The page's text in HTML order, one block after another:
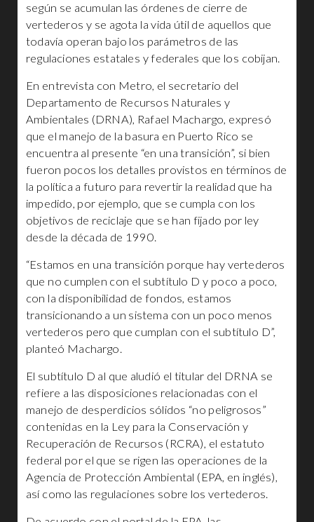
según se acumulan las órdenes de cierre de
vertederos y se agota la vida útil de aquellos que
todavía operan bajo los parámetros de las
regulaciones estatales y federales que los cobijan.
En entrevista con Metro, el secretario del
Departamento de Recursos Naturales y
Ambientales (DRNA), Rafael Machargo, expresó
que el manejo de la basura en Puerto Rico se
encuentra al presente “en una transición”, si bien
fueron pocos los detalles provistos en términos de
la política a futuro para revertir la realidad que ha
impedido, por ejemplo, que se cumpla con los
objetivos de reciclaje que se han fijado por ley
desde la década de 1990.
“Estamos en una transición porque hay vertederos
que no cumplen con el subtítulo D y poco a poco,
con la disponibilidad de fondos, estamos
transicionando a un sistema con un poco menos
vertederos pero que cumplan con el subtítulo D”,
planteó Machargo.
El subtítulo D al que aludió el titular del DRNA se
refiere a las disposiciones relacionadas con el
manejo de desperdicios sólidos “no peligrosos”
contenidas en la Ley para la Conservación y
Recuperación de Recursos (RCRA), el estatuto
federal por el que se rigen las operaciones de la
Agencia de Protección Ambiental (EPA, en inglés),
así como las regulaciones sobre los vertederos.